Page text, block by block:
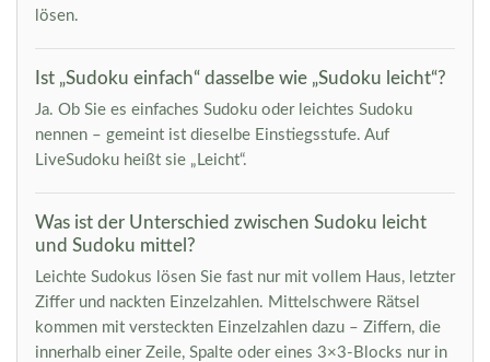
lösen.
Ist „Sudoku einfach“ dasselbe wie „Sudoku leicht“?
Ja. Ob Sie es einfaches Sudoku oder leichtes Sudoku
nennen – gemeint ist dieselbe Einstiegsstufe. Auf
LiveSudoku heißt sie „Leicht“.
Was ist der Unterschied zwischen Sudoku leicht
und Sudoku mittel?
Leichte Sudokus lösen Sie fast nur mit vollem Haus, letzter
Ziffer und nackten Einzelzahlen. Mittelschwere Rätsel
kommen mit versteckten Einzelzahlen dazu – Ziffern, die
innerhalb einer Zeile, Spalte oder eines 3×3-Blocks nur in